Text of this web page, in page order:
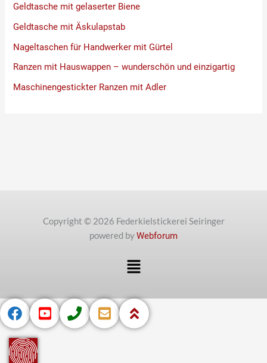
Geldtasche mit gelaserter Biene
Geldtasche mit Äskulapstab
Nageltaschen für Handwerker mit Gürtel
Ranzen mit Hauswappen – wunderschön und einzigartig
Maschinengestickter Ranzen mit Adler
Copyright © 2026 Federkielstickerei Seiringer
powered byWebforum
Menü